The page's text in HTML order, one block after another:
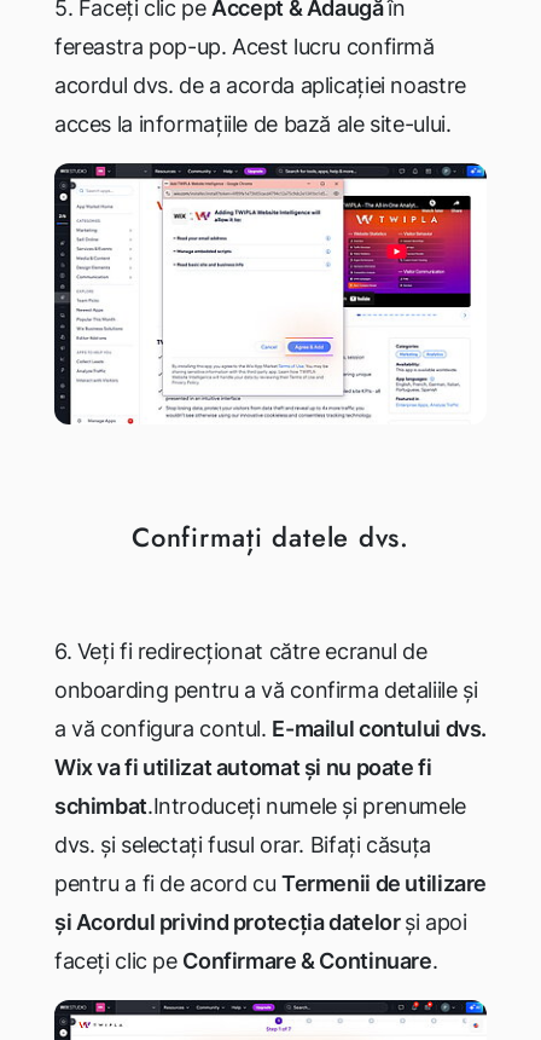
5. Faceți clic peAccept& Adaugăîn
fereastra pop-up. Acest lucru confirmă
acordul dvs. de a acorda aplicației noastre
acces la informațiile de bază ale site-ului.
Confirmați datele dvs.
6. Veți fi redirecționat către ecranul de
onboarding pentru a vă confirma detaliile și
a vă configura contul. E-mailul contului dvs.
Wix va fi utilizat automat și nu poate fi
schimbat.Introduceți numele și prenumele
dvs. și selectați fusul orar. Bifați căsuța
pentru a fi de acord cu Termenii de utilizare
și Acordul privind protecția datelorși apoi
faceți clic pe Confirmare& Continuare.